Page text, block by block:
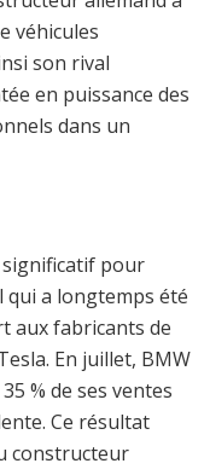
véhicules
son rival
en puissance des
dans un
pour
a longtemps été
aux fabricants de
En juillet, BMW
% de ses ventes
Ce résultat
constructeur